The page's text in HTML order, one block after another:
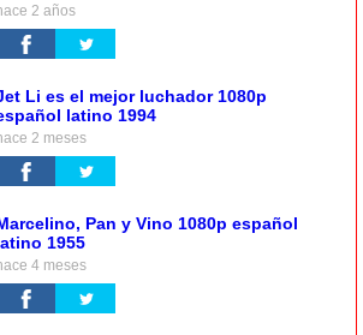
2 años
Li es el mejor luchador 1080p
latino 1994
2 meses
Pan y Vino 1080p español
1955
4 meses